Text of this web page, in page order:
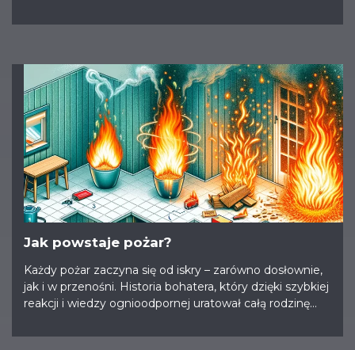
Jak powstaje pożar?
Każdy pożar zaczyna się od iskry – zarówno dosłownie,
jak i w przenośni. Historia bohatera, który dzięki szybkiej
reakcji i wiedzy ognioodpornej uratował całą rodzinę...